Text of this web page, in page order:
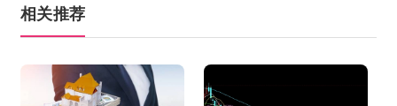
相关推荐